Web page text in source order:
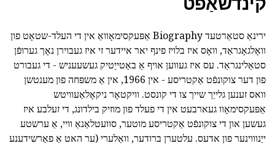
ירינאַ סטאַרטעד Biography אַפּעקסימאָוואַ אין די העלד-שטאָט פון
וואָלגאָגראַד, וואָס איז בלויז פינף יאר איידער זי איז געבוירן נאָך גערופֿן
סטאַלינגראַד. עס איז געווען אויף אַ באַטייַטיק געשעעניש - די געבורט
פון דער צוקונפֿט אַקטריסע - אין 1966, אין אַ משפּחה פון מענטשן
וואס זענען גלייַך שייך צו די קונסט. וויקטאָר ניקאָלאַעוויטש
אַפּעקסימאָוו געארבעט אין די פעלד פון מוזיק בילדונג, די זעלבע איז
געשען און די צוקונפֿט אַקטריסע מוטער, סוועטלאַנאַ וויי, אַ ערשטע
ייַנוווינער פון אדעס. עלטערן ברודער, וואַלערי (ער האט אַ פאַרשידענע